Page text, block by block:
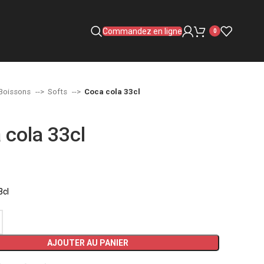
Commandez en ligne 0
Softs Coca cola 33cl
cola 33cl
AJOUTER AU PANIER